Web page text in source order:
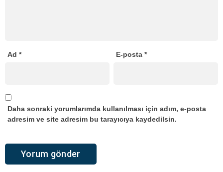
Ad * E-posta*
Daha sonraki yorumlarımda kullanılması için adım, e-posta
adresim ve site adresim bu tarayıcıya kaydedilsin.